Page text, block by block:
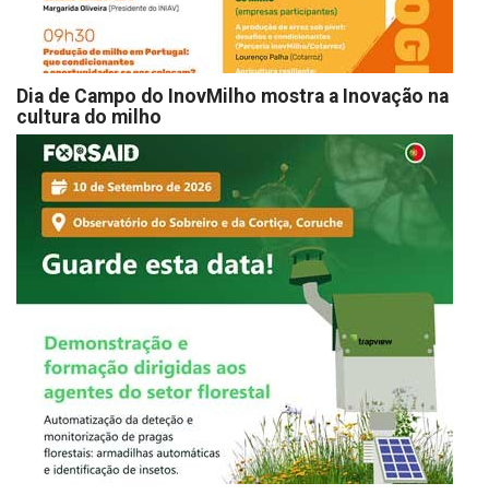
Dia de Campo do InovMilho mostra a Inovação na
cultura do milho